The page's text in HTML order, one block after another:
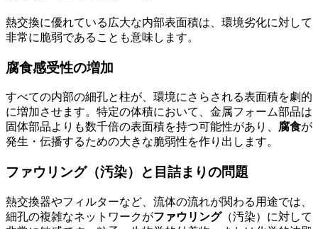
熱交換に優れている広大な内部表面積は、環境劣化に対して
非常に脆弱であることも意味します。
腐食感受性の増加
すべての内部の細孔と柱が、環境にさらされる表面積を劇的
に増加させます。特定の体積において、金属フォーム部品は
固体部品よりも数千倍の表面積を持つ可能性があり、 腐食が
発生・伝播するための大きな脆弱性を作り出します。
ファウリング（汚染）と目詰まりの問題
熱交換器やフィルターなど、流体の流れが関わる用途では、
細孔の複雑なネットワークがファウリング（汚染）に対して